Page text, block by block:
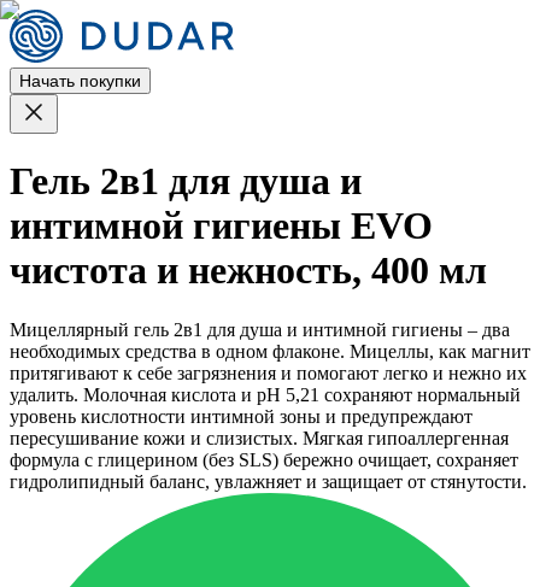
Начать покупки
Гель 2в1 для душа и
интимной гигиены EVO
чистота и нежность, 400 мл
Мицеллярный гель 2в1 для душа и интимной гигиены – два
необходимых средства в одном флаконе. Мицеллы, как магнит
притягивают к себе загрязнения и помогают легко и нежно их
удалить. Молочная кислота и рН 5,21 сохраняют нормальный
уровень кислотности интимной зоны и предупреждают
пересушивание кожи и слизистых. Мягкая гипоаллергенная
формула с глицерином (без SLS) бережно очищает, сохраняет
гидролипидный баланс, увлажняет и защищает от стянутости.